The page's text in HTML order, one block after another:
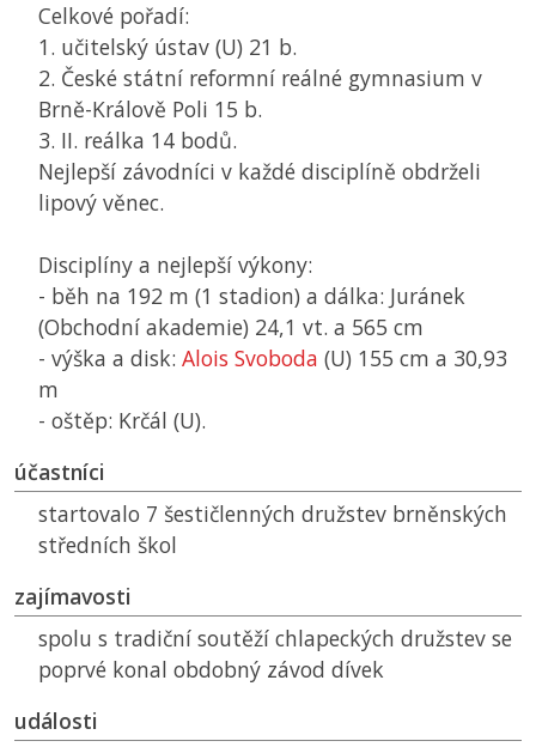
Celkové pořadí:
1. učitelský ústav (U) 21 b.
2. České státní reformní reálné gymnasium v
Brně-Králově Poli 15 b.
3. II. reálka 14 bodů.
Nejlepší závodníci v každé disciplíně obdrželi
lipový věnec.
Disciplíny a nejlepší výkony:
- běh na 192 m (1 stadion) a dálka: Juránek
(Obchodní akademie) 24,1 vt. a 565 cm
- výška a disk: Alois Svoboda (U) 155 cm a 30,93
m
- oštěp: Krčál (U).
účastníci
startovalo 7 šestičlenných družstev brněnských
středních škol
zajímavosti
spolu s tradiční soutěží chlapeckých družstev se
poprvé konal obdobný závod dívek
události